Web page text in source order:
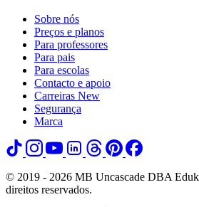
Sobre nós
Preços e planos
Para professores
Para pais
Para escolas
Contacto e apoio
Carreiras New
Segurança
Marca
© 2019 - 2026 MB Uncascade DBA
direitos reservados.